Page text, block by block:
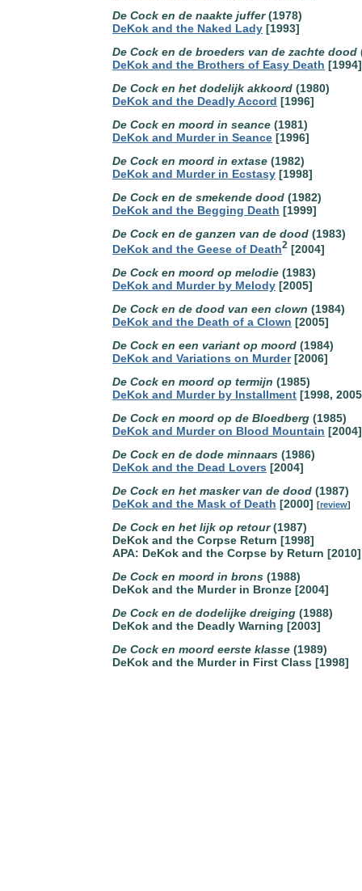
De Cock en de naakte juffer(1978)
DeKok and the Naked Lady [1993]
De Cock en de broeders van de zachte dood
DeKok and the Brothers of Easy Death [1994]
De Cock en het dodelijk akkoord (1980)
DeKok and the Deadly Accord [1996]
De Cock en moord in seance (1981)
DeKok and Murder in Seance [1996]
De Cock en moord in extase (1982)
DeKok and Murder in Ecstasy [1998]
De Cock en de smekende dood (1982)
DeKok and the Begging Death [1999]
De Cock en de ganzen van de dood (1983)
DeKok and the Geese of Death2 [2004]
De Cock en moord op melodie (1983)
DeKok and Murder by Melody [2005]
De Cock en de dood van een clown (1984)
DeKok and the Death of a Clown [2005]
De Cock en een variant op moord (1984)
DeKok and Variations on Murder[2006]
De Cock en moord op termijn (1985)
DeKok and Murder by Installment [1998,
De Cock en moord op de Bloedberg (1985)
DeKok and Murder on Blood Mountain [2004]
De Cock en de dode minnaars (1986)
DeKok and the Dead Lovers [2004]
De Cock en het masker van de dood (1987)
DeKok and the Mask of Death [2000] [review]
De Cock en het lijk op retour(1987)
DeKok and the Corpse Return [1998]
APA: DeKok and the Corpse by Return [2010]
De Cock en moord in brons (1988)
DeKok and the Murder in Bronze [2004]
De Cock en de dodelijke dreiging (1988)
DeKok and the Deadly Warning [2003]
De Cock en moord eerste klasse (1989)
DeKok and the Murder in First Class [1998]